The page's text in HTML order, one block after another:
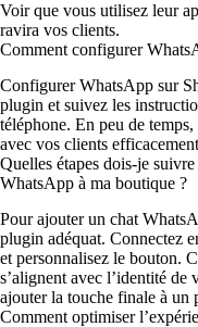
Voir que vous utilisez leur
ravira vos clients.
Comment configurer
Configurer WhatsApp sur
plugin et suivez les
téléphone. En peu de
avec vos clients
Quelles étapes dois-je
WhatsApp à ma boutique ?
Pour ajouter un chat
plugin adéquat. Connectez
et personnalisez le bouton.
s’alignent avec l’identité de
ajouter la touche finale à un
Comment optimiser